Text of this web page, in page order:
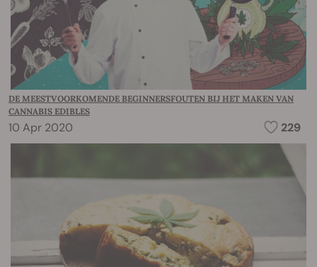
DE MEESTVOORKOMENDE BEGINNERSFOUTEN BIJ HET MAKEN VAN
CANNABIS EDIBLES
10 Apr 2020 229